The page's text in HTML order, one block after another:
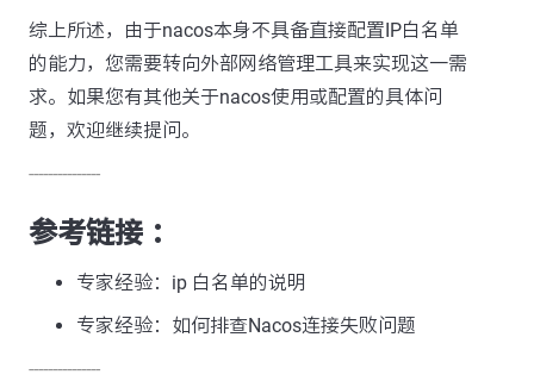
综上所述，由于nacos本身不具备直接配置IP白名单
的能力，您需要转向外部网络管理工具来实现这一需
求。如果您有其他关于nacos使用或配置的具体问
题，欢迎继续提问。
---------------
参考链接 ：
专家经验：ip 白名单的说明
专家经验：如何排查Nacos连接失败问题
---------------